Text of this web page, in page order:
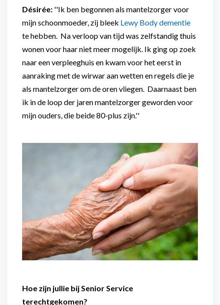
Désirée: ''Ik ben begonnen als mantelzorger voor
mijn schoonmoeder, zij bleek Lewy Body dementie
te hebben. Na verloop van tijd was zelfstandig thuis
wonen voor haar niet meer mogelijk. Ik ging op zoek
naar een verpleeghuis en kwam voor het eerst in
aanraking met de wirwar aan wetten en regels die je
als mantelzorger om de oren vliegen. Daarnaast ben
ik in de loop der jaren mantelzorger geworden voor
mijn ouders, die beide 80-plus zijn.''
Hoe zijn jullie bij Senior Service
terechtgekomen?